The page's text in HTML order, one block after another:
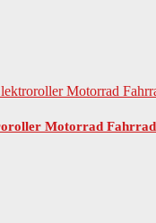
Motorrad